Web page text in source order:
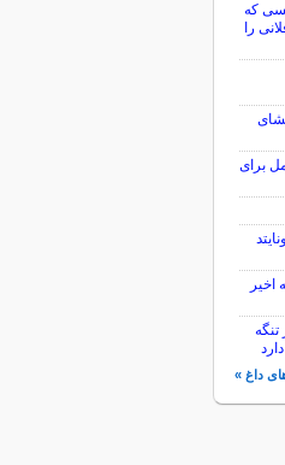
که
را
شد؛ افشای
برای
سطح خود در ۷ هفته اخیر
داغ »